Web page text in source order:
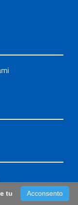
prima istanza per
Acconsento
tu